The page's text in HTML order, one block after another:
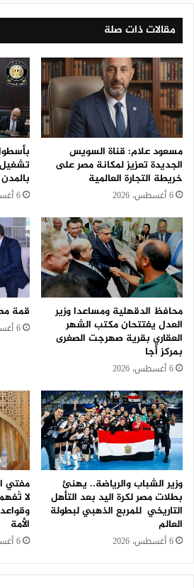
مقالات ذات صلة
مسعود علام: قناة السويس
الجديدة تعزيز لمكانة مصر على
خريطة التجارة العالمية
6 أغسطس، 2026 6 أغسطس، 2026
محافظ الدقهلية ومساعدا وزير
العدل يفتتحان مكتب الشهر
العقاري بقرية صهرجت الصغرى
بمركز أجا
6 أغسطس، 2026
قمة
6 أغسطس، 2026
وزير الشباب والرياضة.. يهنئ
بطلات مصر لكرة اليد بعد التأهل
التاريخي للمربع الذهبي لبطولة
العالم
6 أغسطس، 2026
مفتي
لا
الأمة
6 أغسطس، 2026